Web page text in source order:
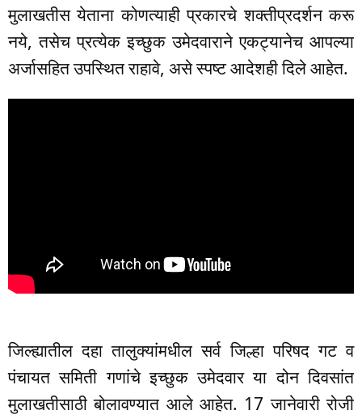
मुलाखतीस येताना कोणत्याही प्रकारचे शक्तीप्रदर्शन करू
नये, तसेच प्रत्येक इच्छुक उमेदवाराने एकट्यानेच आपल्या
अर्जासहित उपस्थित राहावे, असे स्पष्ट आदेशही दिले आहेत.
जिल्ह्यातील दहा तालुक्यांमधील सर्व जिल्हा परिषद गट व
पंचायत समिती गणांचे इच्छुक उमेदवार या दोन दिवसांत
मुलाखतीसाठी बोलावण्यात आले आहेत. 17 जानेवारी रोजी